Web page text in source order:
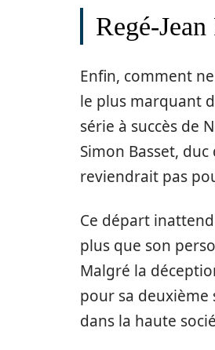
Regé-
Enfin, comment
le plus marquant
série à succès de
Simon Basset,
reviendrait pas
Ce départ
plus que son
Malgré la
pour sa deuxième
dans la haute